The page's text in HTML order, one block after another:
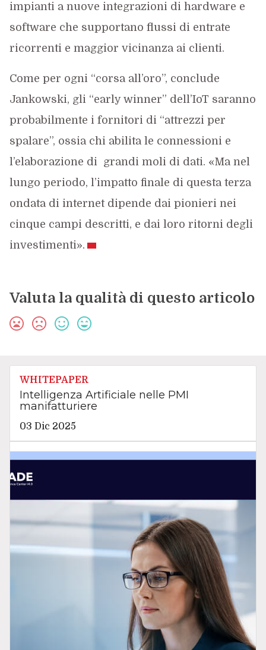
impianti a nuove integrazioni di hardware e
software che supportano flussi di entrate
ricorrenti e maggior vicinanza ai clienti.
Come per ogni “corsa all’oro”, conclude
Jankowski, gli “early winner” dell’IoT saranno
probabilmente i fornitori di “attrezzi per
spalare”, ossia chi abilita le connessioni e
l’elaborazione di grandi moli di dati. «Ma nel
lungo periodo, l’impatto finale di questa terza
ondata di internet dipende dai pionieri nei
cinque campi descritti, e dai loro ritorni degli
investimenti».
Valuta la qualità di questo articolo
WHITEPAPER
Intelligenza Artificiale nelle PMI
manifatturiere
03 Dic 2025